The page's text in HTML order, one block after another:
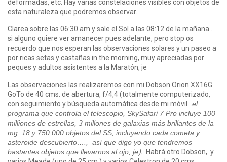
deformadas, etc. Hay varias constelaciones visibles con objetos de
esta naturaleza que podremos observar.
Clarea sobre las 06:30 am y sale el Sol a las 08:12 de la mañana…
si alguno quiere ver amanecer pues adelante, pero stop os
recuerdo que nos esperan las observaciones solares y un paseo a
por ricas setas y castañas in the morning, muy apreciadas por
peques y adultos asistentes a la Maratón, je
Las observaciones las realizaremos con mi Dobson Orion XX16G
GoTo de 40 cms. de abertura, f/4,4 (totalmente computerizado,
con seguimiento y búsqueda automática desde mi móvil…el
programa que controla el telescopio, SkySafari 7 Pro incluye 100
milliones de estrellas, 3 millones de galaxias más brillantes de la
mg. 18 y 750.000 objetos del SS, incluyendo cada cometa y
asteroide descubierto…., así que digo yo que tendremos
bastantes objetos que llevarnos al ojo, je). Habrà otro Dobson, y